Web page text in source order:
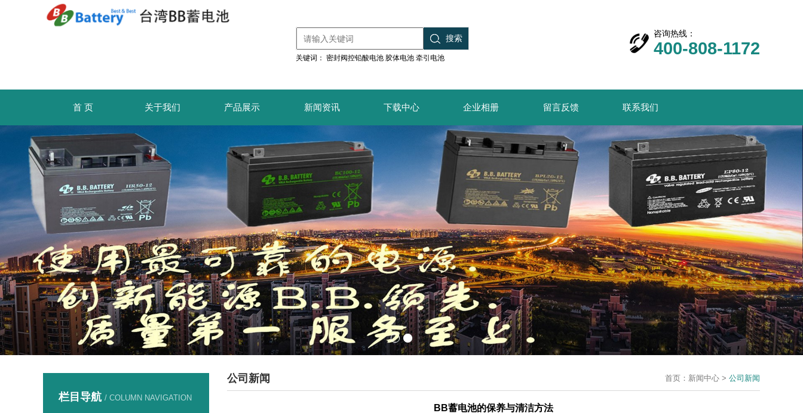
搜索
关键词： 密封阀控铅酸电池 胶体电池 牵引电池
咨询热线：
400-808-1172
首 页 关于我们 产品展示 新闻资讯 下载中心 企业相册 留言反馈 联系我们
栏目导航 / COLUMN NAVIGATION
公司新闻 首页： 新闻中心 > 公司新闻
BB蓄电池的保养与清洁方法